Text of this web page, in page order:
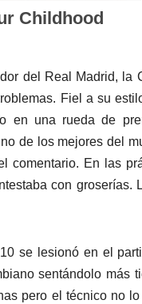
del Real Madrid,
Fiel a su
en una rueda de
de los mejores del
comentario. En las
con groserías.
se lesionó en el
sentándolo más
pero el técnico no